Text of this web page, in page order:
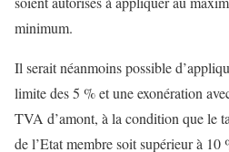
minimum.
Il serait néanmoins possible
limite des 5 % et une exonération
TVA d’amont, à la condition que le
de l’Etat membre soit supérieur à 10